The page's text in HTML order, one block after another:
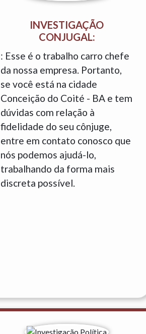
INVESTIGAÇÃO
CONJUGAL:
: Esse é o trabalho carro chefe
da nossa empresa. Portanto,
se você está na cidade
Conceição do Coité - BA e tem
dúvidas com relação à
fidelidade do seu cônjuge,
entre em contato conosco que
nós podemos ajudá-lo,
trabalhando da forma mais
discreta possível.